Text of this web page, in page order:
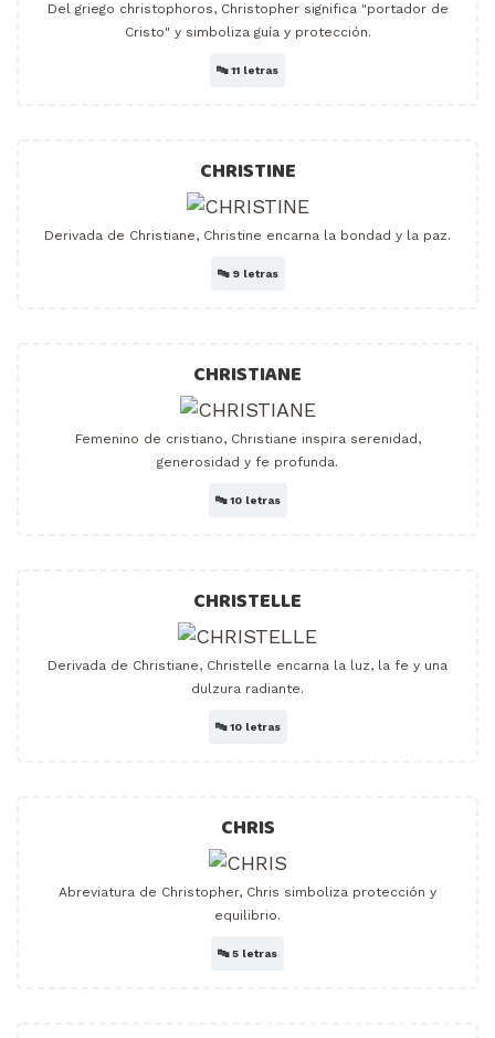
Del griego christophoros, Christopher significa "portador de
Cristo" y simboliza guía y protección.
🔤11 letras
CHRISTINE
Derivada de Christiane, Christine encarna la bondad y la paz.
🔤 9 letras
CHRISTIANE
Femenino de cristiano, Christiane inspira serenidad,
generosidad y fe profunda.
🔤10 letras
CHRISTELLE
Derivada de Christiane, Christelle encarna la luz, la fe y una
dulzura radiante.
🔤10 letras
CHRIS
Abreviatura de Christopher, Chris simboliza protección y
equilibrio.
🔤5 letras